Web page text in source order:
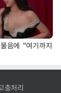
음에 "여기까지
충처리